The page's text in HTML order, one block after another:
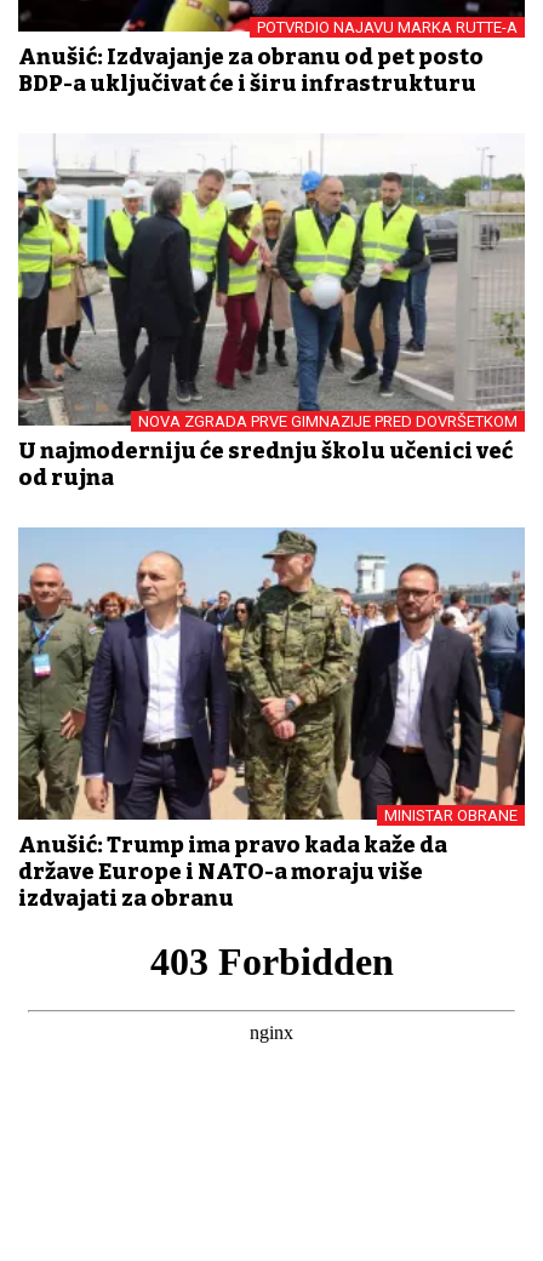
POTVRDIO NAJAVU MARKA RUTTE-A
Anušić: Izdvajanje za obranu od pet posto
BDP-a uključivat će i širu infrastrukturu
NOVA ZGRADA PRVE GIMNAZIJE PRED DOVRŠETKOM
U najmoderniju će srednju školu učenici već
od rujna
MINISTAR OBRANE
Anušić: Trump ima pravo kada kaže da
države Europe i NATO-a moraju više
izdvajati za obranu